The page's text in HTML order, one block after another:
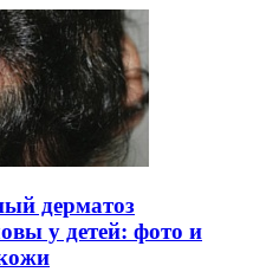
дерматоз
у детей: фото и